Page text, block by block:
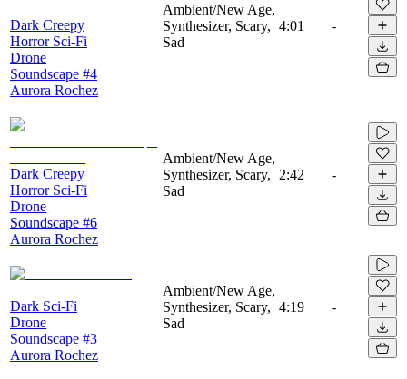
Dark Creepy
Horror Sci-Fi
Drone
Soundscape #4
Aurora Rochez
Ambient/New Age,
Synthesizer, Scary,
Sad
4:01 -
Dark Creepy
Horror Sci-Fi
Drone
Soundscape #6
Aurora Rochez
Ambient/New Age,
Synthesizer, Scary,
Sad
2:42 -
Dark Sci-Fi
Drone
Soundscape #3
Aurora Rochez
Ambient/New Age,
Synthesizer, Scary,
Sad
4:19 -